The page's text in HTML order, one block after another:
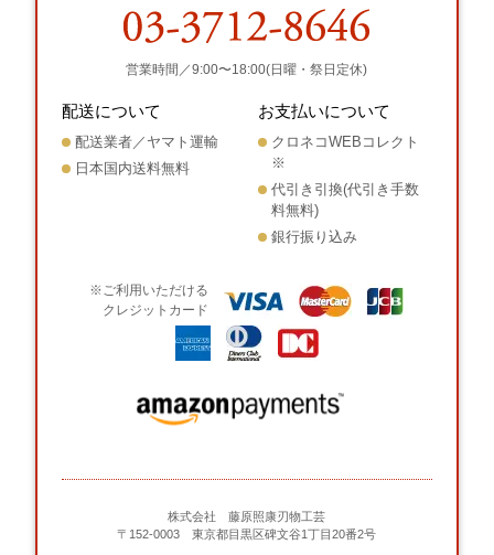
営業時間／9:00〜18:00(日曜・祭日定休)
配送について
配送業者／ヤマト運輸
日本国内送料無料
お支払いについて
クロネコWEBコレクト
※
代引き引換(代引き手数
料無料)
銀行振り込み
※ご利用いただける
クレジットカード
株式会社 藤原照康刃物工芸
〒152-0003 東京都目黒区碑文谷1丁目20番2号